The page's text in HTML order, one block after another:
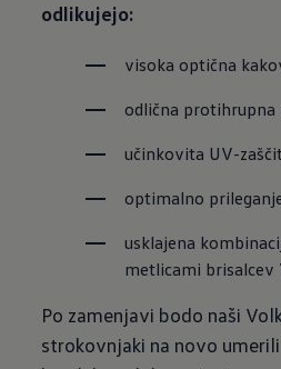
odlikujejo:
visoka optična
odlična protihrupna
učinkovita UV-
optimalno
usklajena
metlicami brisalcev
Po zamenjavi bodo naši
strokovnjaki na novo